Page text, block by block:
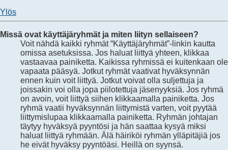
Ylös
Missä ovat käyttäjäryhmät ja miten liityn sellaiseen?
Voit nähdä kaikki ryhmät “Käyttäjäryhmät”-linkin kautta
omissa asetuksissa. Jos haluat liittyä yhteen, klikkaa
vastaavaa painiketta. Kaikissa ryhmissä ei kuitenkaan ole
vapaata pääsyä. Jotkut ryhmät vaativat hyväksynnän
ennen kuin voit liittyä. Jotkut voivat olla suljettuja ja
joissakin voi olla jopa piilotettuja jäsenyyksiä. Jos ryhmä
on avoin, voit liittyä siihen klikkaamalla painiketta. Jos
ryhmä vaatii hyväksynnän liittymistä varten, voit pyytää
liittymislupaa klikkaamalla painiketta. Ryhmän johtajan
täytyy hyväksyä pyyntösi ja hän saattaa kysyä miksi
haluat liittyä ryhmään. Älä häiriköi ryhmän ylläpitäjiä jos
he eivät hyväksy pyyntöäsi. Heillä on syynsä.